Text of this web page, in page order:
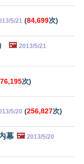
5/21 (84,699次)
🖼️ 2013/5/21
76,195次)
5/20 (256,827次)
幕 🖼️ 2013/5/20